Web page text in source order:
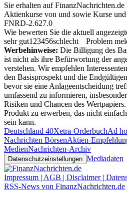
Sie erhalten auf
Aktienkurse von und sowie Kurse
FNRD-2.627.0
Wie bewerten Sie die aktuell
sehr gut1 23456schlecht
Problem
Werbehinweise: Die Billigung des
ist nicht als ihre Befürwortung der
verstehen. Wir empfehlen
den Basisprospekt und die
bevor sie eine Anlageentscheidung
umfassend zu informieren,
Risiken und Chancen des
Produkt zu erwerben, das nicht
sein kann.
Deutschland 40Xetra-OrderbuchAd
Nachrichten BörsenAktien-
MedienNachrichten-Archiv
Datenschutzeinstellungen Mediadaten
Impressum | AGB | Disclaimer |
RSS-News von FinanzNachrichten.de